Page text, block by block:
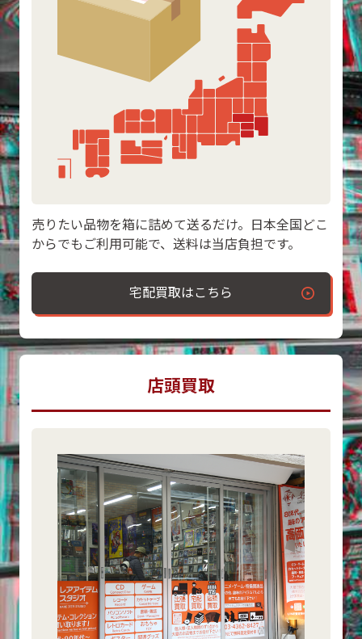
売りたい品物を箱に詰めて送るだけ。日本全国どこ
からでもご利用可能で、送料は当店負担です。
宅配買取はこちら
店頭買取